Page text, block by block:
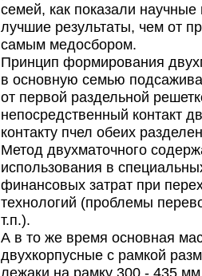
семей, как показали
лучшие результаты, чем от
самым медосбором.
Принцип формирования
в основную семью
от первой раздельной
непосредственный контакт
контакту пчел обеих
Метод двухматочного
использования в
финансовых затрат при
технологий (проблемы
т.п.).
А в то же время основная
двухкорпусные с рамкой